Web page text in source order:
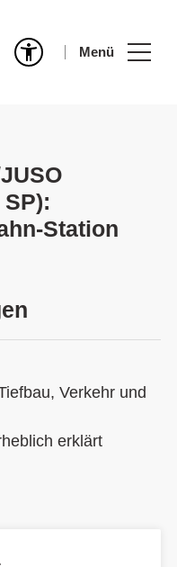
Menü
Station
Verkehr und
erklärt